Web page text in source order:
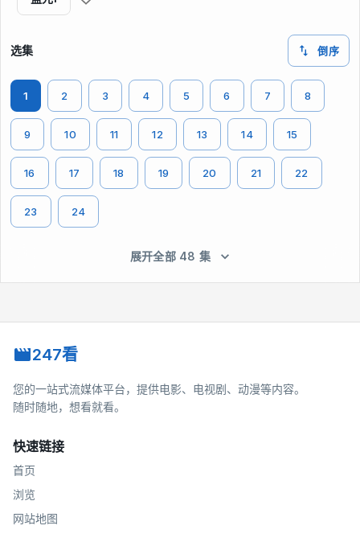
选集 倒序
1 2 3 4 5 6 7 8
9 10 11 12 13 14 15
16 17 18 19 20 21 22
23 24
展开全部 48 集
247看
您的一站式流媒体平台，提供电影、电视剧、动漫等内容。
随时随地，想看就看。
快速链接
首页
浏览
网站地图